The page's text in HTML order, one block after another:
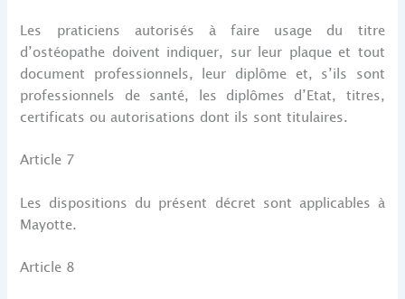
Les praticiens autorisés à faire usage du titre
d’ostéopathe doivent indiquer, sur leur plaque et tout
document professionnels, leur diplôme et, s’ils sont
professionnels de santé, les diplômes d’Etat, titres,
certificats ou autorisations dont ils sont titulaires.
Article 7
Les dispositions du présent décret sont applicables à
Mayotte.
Article 8